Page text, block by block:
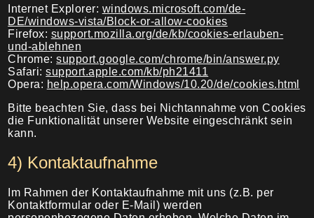
Internet Explorer: windows.microsoft.com/de-
DE/windows-vista/Block-or-allow-cookies
Firefox: support.mozilla.org/de/kb/cookies-erlauben-
und-ablehnen
Chrome:support.google.com/chrome/bin/answer.py
Safari:support.apple.com/kb/ph21411
Opera: help.opera.com/Windows/10.20/de/cookies.html
Bitte beachten Sie, dass bei Nichtannahme von Cookies
die Funktionalität unserer Website eingeschränkt sein
kann.
4) Kontaktaufnahme
Im Rahmen der Kontaktaufnahme mit uns (z.B. per
Kontaktformular oder E-Mail) werden